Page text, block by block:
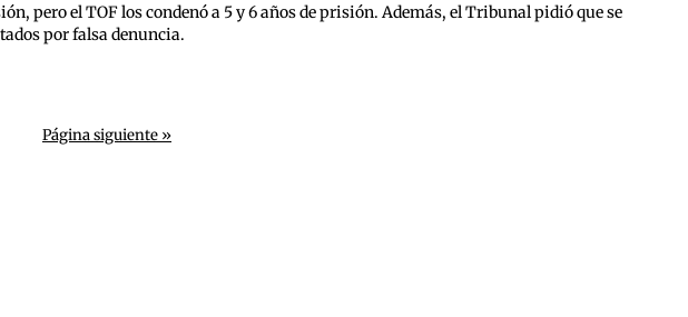
pero el TOF los condenó a 5 y 6 años de prisión. Además, el Tribunal pidió que se
por falsa denuncia.
Página siguiente »